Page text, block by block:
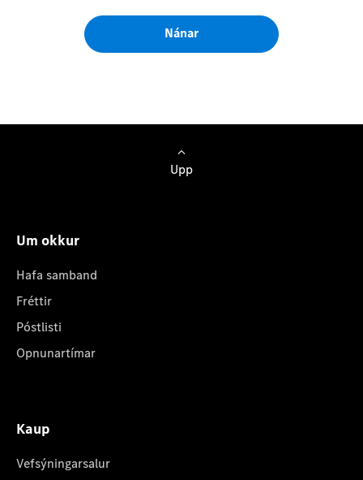
Nánar
Upp
Um okkur
Hafa samband
Fréttir
Póstlisti
Opnunartímar
Kaup
Vefsýningarsalur